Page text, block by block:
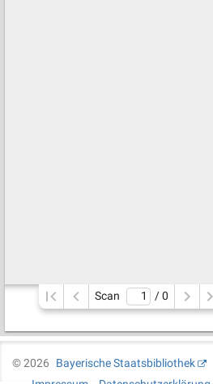
Scan / 0
©2026
Bayerische Staatsbibliothek